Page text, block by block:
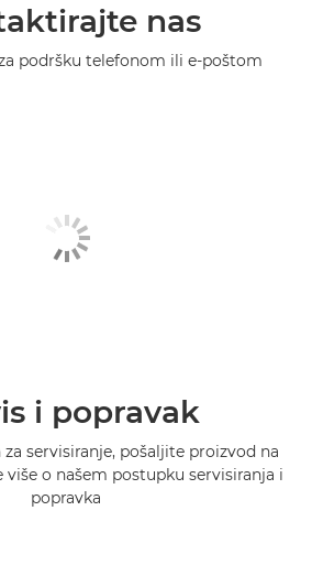
nas
podršku telefonom ili e-poštom
i popravak
servisiranje, pošaljite proizvod na
više o našem postupku servisiranja i
popravka